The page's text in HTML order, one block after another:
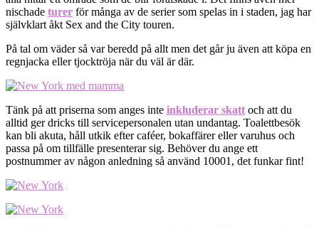
nischade turer för många av de serier som spelas in i staden, jag har
självklart åkt Sex and the City touren.
På tal om väder så var beredd på allt men det går ju även att köpa en
regnjacka eller tjocktröja när du väl är där.
Tänk på att priserna som anges inte inkluderar skatt och att du
alltid ger dricks till servicepersonalen utan undantag. Toalettbesök
kan bli akuta, håll utkik efter caféer, bokaffärer eller varuhus och
passa på om tillfälle presenterar sig. Behöver du ange ett
postnummer av någon anledning så använd 10001, det funkar fint!